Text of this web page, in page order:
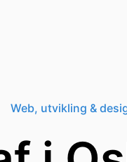
Web, utvikling &